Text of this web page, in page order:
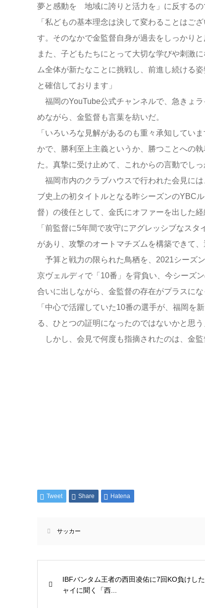
夢と感動を 地域に誇りと活力を」に反するの
「私どもの基本理念は決して変わることはご
す。そのなかで金監督自身が過去をしっかり
また、子どもたちにとって大切な学びや刺激
ム全体が新たなことに挑戦し、前進し続ける
と確信しております」
福岡のYouTube公式チャンネルで、急きょ
めながら、金監督も言葉を紡いだ。
「いろいろな見解があるのも重々承知してい
かで、勝利至上主義というか、勝つことへの
た。真摯に受け止めて、これからの言動でし
福岡市内のクラブハウスで行われた会見に
ブ史上の初タイトルとなる昨シーズンのYBC
督）の後任として、金氏にオファーを出した経
「前監督に5年間で攻守にアグレッシブなス
があり、攻撃のオートマチズムを構築できて
予算と戦力の限られた鳥栖を、2021シーズ
京ヴェルディで「10番」を背負い、今シーズ
合いに出しながら、金監督の存在がプラスにな
「中心で活躍していた10番の選手が、福岡を
る、ひとつの証明になったのではないかと思う
しかし、会見で何度も指摘されたのは、金監
Tweet Share Hatena
サッカー
IBFバンタム王者の西田凌佑に7回KO負けし
ャイに聞く「西...